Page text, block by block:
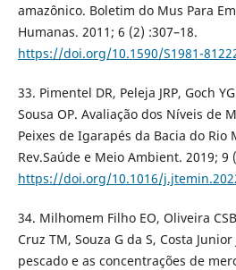
amazônico. Boletim do Mus Para
Humanas. 2011; 6 (2) :307–18.
https://doi.org/10.1590/S1981-
33. Pimentel DR, Peleja JRP, Goch
Sousa OP. Avaliação dos Níveis de
Peixes de Igarapés da Bacia do Rio
Rev.Saúde e Meio Ambient. 2019; 9
https://doi.org/10.1016/
34. Milhomem Filho EO, Oliveira
Cruz TM, Souza G da S, Costa
pescado e as concentrações de